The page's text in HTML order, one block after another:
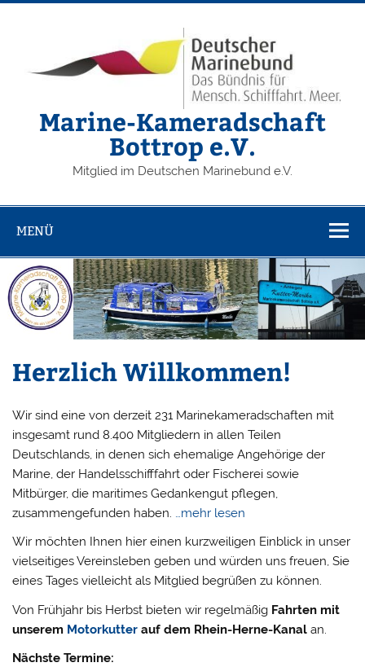
Zum
Marine-Kameradschaft
Bottrop e.V.
Mitglied im Deutschen Marinebund e.V.
MENÜ
Herzlich Willkommen!
Wir sind eine von derzeit 231 Marinekameradschaften mit
insgesamt rund 8.400 Mitgliedern in allen Teilen
Deutschlands, in denen sich ehemalige Angehörige der
Marine, der Handelsschifffahrt oder Fischerei sowie
Mitbürger, die maritimes Gedankengut pflegen,
zusammengefunden haben. …mehr lesen
Wir möchten Ihnen hier einen kurzweiligen Einblick in unser
vielseitiges Vereinsleben geben und würden uns freuen, Sie
eines Tages vielleicht als Mitglied begrüßen zu können.
Von Frühjahr bis Herbst bieten wir regelmäßig Fahrten mit
unserem Motorkutter auf dem Rhein-Herne-Kanal an.
Nächste Termine: